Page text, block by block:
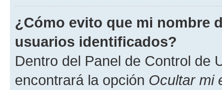
¿Cómo evito que mi nombre
usuarios identificados?
Dentro del Panel de Control de
encontrará la opción Ocultar mi